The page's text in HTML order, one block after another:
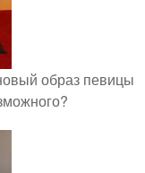
образ певицы